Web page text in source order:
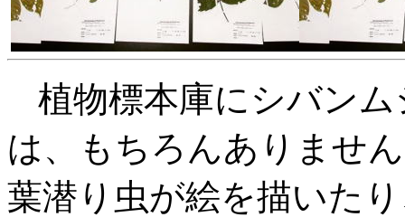
植物標本庫にシバン
は、
もちろんありませ
葉潜り虫が絵を描いた